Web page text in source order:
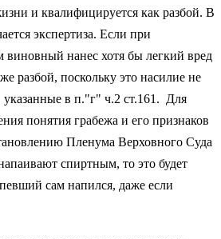
и квалифицируется как разбой. В
экспертиза. Если при
виновный нанес хотя бы легкий вред
разбой, поскольку это насилие не
указанные в п."г" ч.2 ст.161. Для
понятия грабежа и его признаков
Пленума Верховного Суда
спиртным, то это будет
сам напился, даже если